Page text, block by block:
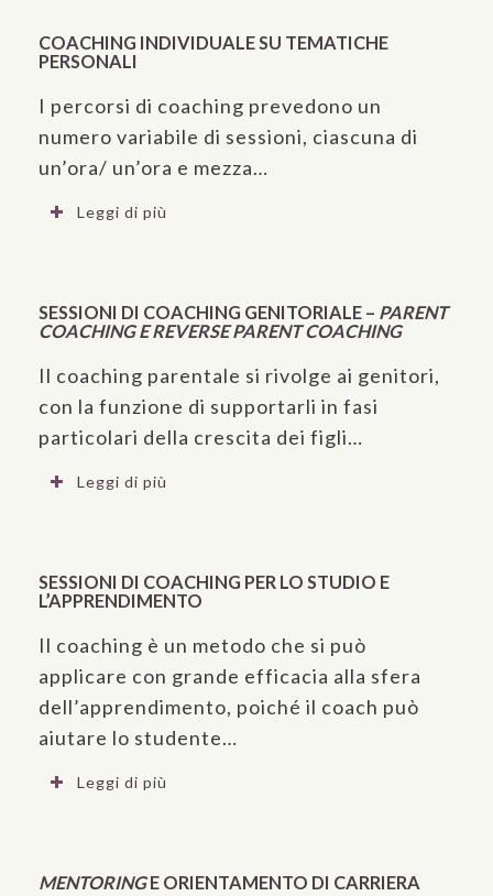
COACHING INDIVIDUALE SU TEMATICHE
PERSONALI
I percorsi di coaching prevedono un
numero variabile di sessioni, ciascuna di
un’ora/ un’ora e mezza…
Leggi di più
SESSIONI DI COACHING GENITORIALE – PARENT
COACHING E REVERSE PARENT COACHING
Il coaching parentale si rivolge ai genitori,
con la funzione di supportarli in fasi
particolari della crescita dei figli…
Leggi di più
SESSIONI DI COACHING PER LO STUDIO E
L’APPRENDIMENTO
Il coaching è un metodo che si può
applicare con grande efficacia alla sfera
dell’apprendimento, poiché il coach può
aiutare lo studente…
Leggi di più
MENTORINGE ORIENTAMENTO DI CARRIERA